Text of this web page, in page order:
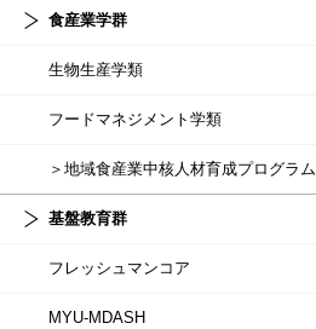
食産業学群
生物生産学類
フードマネジメント学類
＞地域食産業中核人材育成プログラム
基盤教育群
フレッシュマンコア
MYU-MDASH